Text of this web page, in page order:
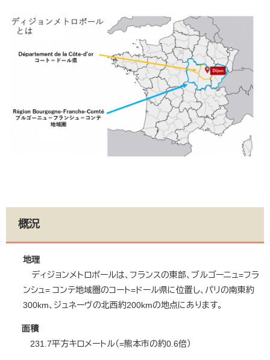
概況
地理
ディジョンメトロポールは、フランスの東部、ブルゴーニュ=フラ
ンシュ= コンテ地域圏のコート=ドール県に位置し、パリの南東約
300km、ジュネーヴの北西約200kmの地点にあります。
面積
231.7平方キロメートル（=熊本市の約0.6倍）